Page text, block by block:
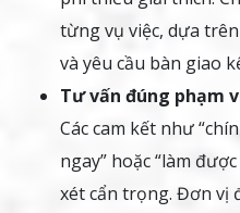
từng vụ việc, dựa
và yêu cầu bàn giao
Tư vấn đúng phạm
Các cam kết như
ngay” hoặc “làm
xét cẩn trọng. Đơn vị